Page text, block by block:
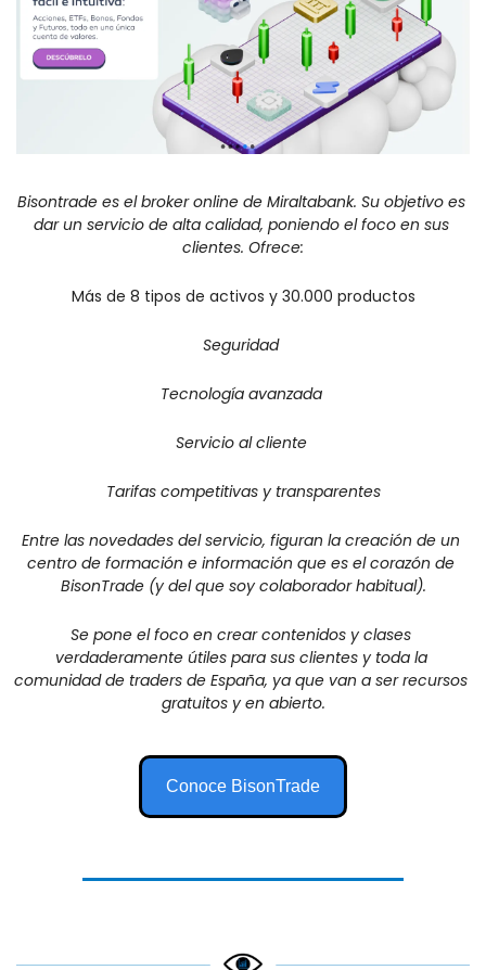
Bisontrade es el broker online de Miraltabank. Su objetivo es
dar un servicio de alta calidad, poniendo el foco en sus
clientes. Ofrece:
Más de 8 tipos de activos y 30.000 productos
Seguridad
Tecnología avanzada
Servicio al cliente
Tarifas competitivas y transparentes
Entre las novedades del servicio, figuran la creación de un
BisonTrade (y del que soy colaborador habitual).
Se pone el foco en crear contenidos y clases
verdaderamente útiles para sus clientes y toda la
comunidad de traders de España, ya que van a ser recursos
gratuitos y en abierto.
Conoce BisonTrade